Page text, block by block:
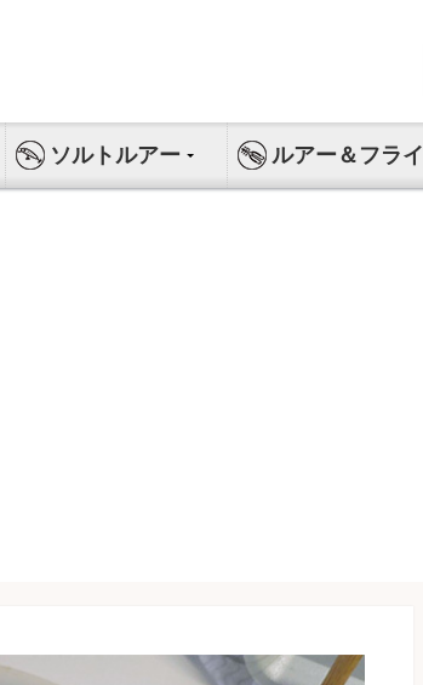
ソルトルアー ルアー＆フライ